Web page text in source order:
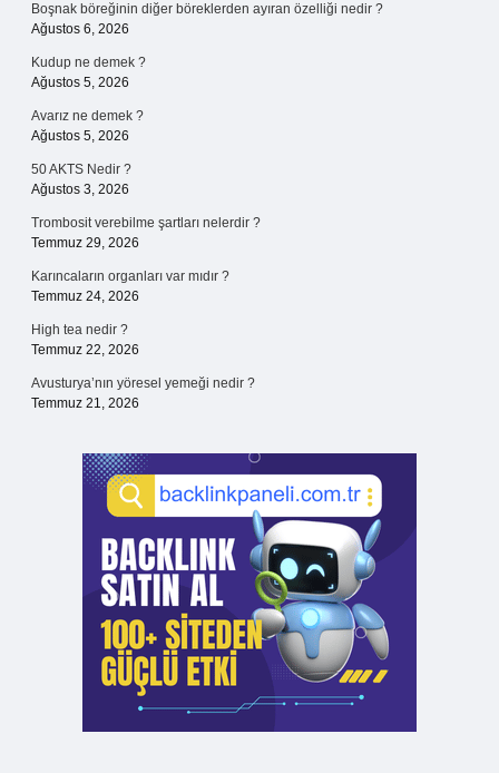
Boşnak böreğinin diğer böreklerden ayıran özelliği nedir ?
Ağustos 6, 2026
Kudup ne demek ?
Ağustos 5, 2026
Avarız ne demek ?
Ağustos 5, 2026
50 AKTS Nedir ?
Ağustos 3, 2026
Trombosit verebilme şartları nelerdir ?
Temmuz 29, 2026
Karıncaların organları var mıdır ?
Temmuz 24, 2026
High tea nedir ?
Temmuz 22, 2026
Avusturya’nın yöresel yemeği nedir ?
Temmuz 21, 2026